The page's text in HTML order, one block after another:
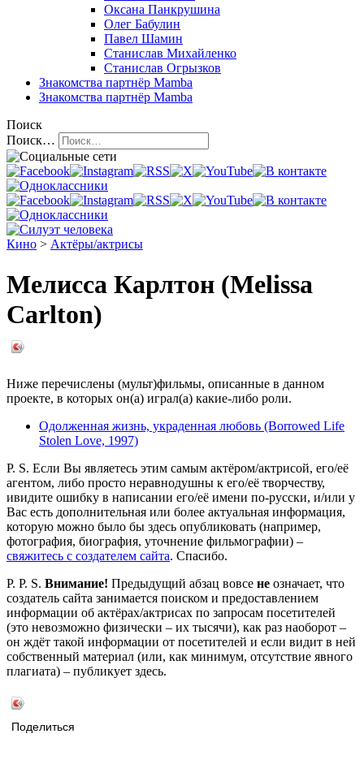
Оксана Панкрушина
Олег Бабулин
Павел Шамин
Станислав Михайленко
Станислав Огрызков
Знакомства партнёр Mamba
Знакомства партнёр Mamba
Поиск
Поиск…
Кино > Актёры/актрисы
Мелисса Карлтон (Melissa
Carlton)
Ниже перечислены (мульт)фильмы, описанные в данном
проекте, в которых он(а) играл(а) какие-либо роли.
Одолженная жизнь, украденная любовь (Borrowed Life
Stolen Love, 1997)
P. S. Если Вы являетесь этим самым актёром/актрисой, его/её
агентом, либо просто неравнодушны к его/её творчеству,
ивидите ошибку в написании его/её имени по-русски, и/или у
Вас есть дополнительная или более актуальная информация,
которую можно было бы здесь опубликовать (например,
фотография, биография, уточнение фильмографии) –
свяжитесь с создателем сайта. Спасибо.
P. P. S. Внимание! Предыдущий абзац вовсе не означает, что
создатель сайта занимается поиском и предоставлением
информации об актёрах/актрисах по запросам посетителей
(это невозможно физически – их тысячи), как раз наоборот –
он ждёт такой информации от посетителей и если видит в ней
собственный материал (или, как минимум, отсутствие явного
плагиата) – публикует здесь.
Поделиться